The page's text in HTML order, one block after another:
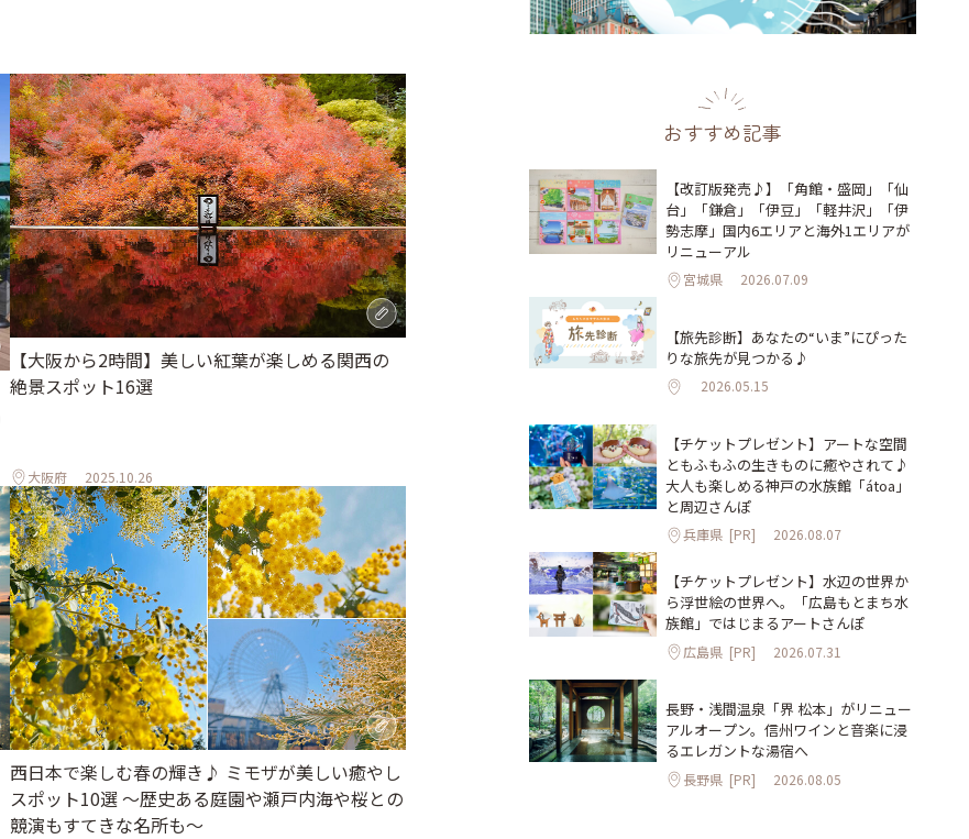
【大阪から2時間】美しい紅葉が楽しめる関西の
絶景スポット16選
大阪府 2025.10.26
西日本で楽しむ春の輝き♪ ミモザが美しい癒やし
スポット10選 〜歴史ある庭園や瀬戸内海や桜との
競演もすてきな名所も〜
おすすめ記事
【改訂版発売♪】「角館・盛岡」「仙
台」「鎌倉」「伊豆」「軽井沢」「伊
勢志摩」国内6エリアと海外1エリアが
リニューアル
宮城県 2026.07.09
【旅先診断】あなたの“いま”にぴった
りな旅先が見つかる♪
2026.05.15
【チケットプレゼント】アートな空間
ともふもふの生きものに癒やされて♪
大人も楽しめる神戸の水族館「átoa」
と周辺さんぽ
兵庫県 [PR] 2026.08.07
【チケットプレゼント】水辺の世界か
ら浮世絵の世界へ。「広島もとまち水
族館」ではじまるアートさんぽ
広島県 [PR] 2026.07.31
長野・浅間温泉「界 松本」がリニュー
アルオープン。信州ワインと音楽に浸
るエレガントな湯宿へ
長野県 [PR] 2026.08.05